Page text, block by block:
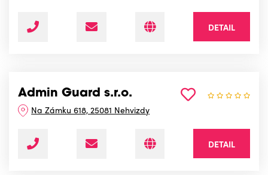
DETAIL
Admin Guard s.r.o.
Na Zámku 618, 25081 Nehvizdy
DETAIL